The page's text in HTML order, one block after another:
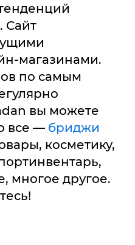
Сайт
магазинами.
по самым
вы можете
все — бриджи
косметику,
многое другое.